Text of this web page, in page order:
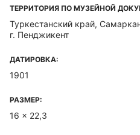
ТЕРРИТОРИЯ ПО МУЗЕЙНОЙ
Туркестанский край,
г. Пенджикент
ДАТИРОВКА:
1901
РАЗМЕР:
16 x 22,3